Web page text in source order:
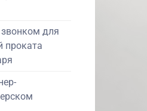
для
проката